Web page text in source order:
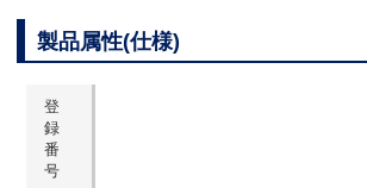
製品属性(仕様)
登
録
番
号